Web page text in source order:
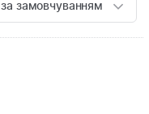
за замовчуванням